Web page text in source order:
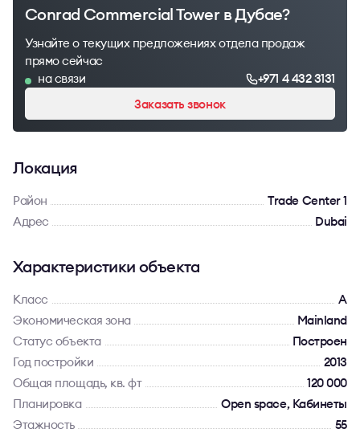
Conrad Commercial Tower в Дубае?
Узнайте о текущих предложениях отдела продаж
прямо сейчас
на связи
+971 4 432 3131
Заказать звонок
Локация
Район
Trade Center 1
Адрес
Dubai
Характеристики объекта
Класс
A
Экономическая зона
Mainland
Статус объекта
Построен
Год постройки
2013
Общая площадь, кв. фт
120 000
Планировка
Open space, Кабинеты
Этажность
55